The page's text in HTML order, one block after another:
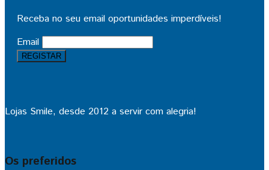
Receba no seu email oportunidades imperdíveis!
Email
Lojas Smile, desde 2012 a servir com alegria!
Os preferidos